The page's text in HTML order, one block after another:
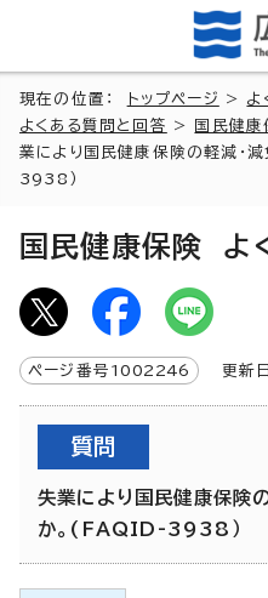
現在の位置： トップページ > よ
よくある質問と回答
> 国民健
業により国民健康保険の軽減・
3938）
国民健康保険 よ
ページ番号 1002246 更新
質問
失業により国民健康保険
か。(FAQID-3938）